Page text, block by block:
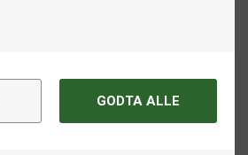
GODTA ALLE